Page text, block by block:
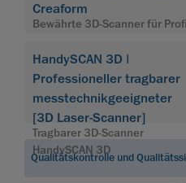
Creaform
Bewährte 3D-Scanner für
HandySCAN 3D |
Professioneller tragbarer
messtechnikgeeigneter
[3D Laser-Scanner]
Tragbarer 3D-Scanner
HandySCAN 3D
Qualitätskontrolle und